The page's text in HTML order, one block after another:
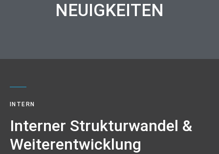
NEUIGKEITEN
INTERN
Interner Strukturwandel &
Weiterentwicklung